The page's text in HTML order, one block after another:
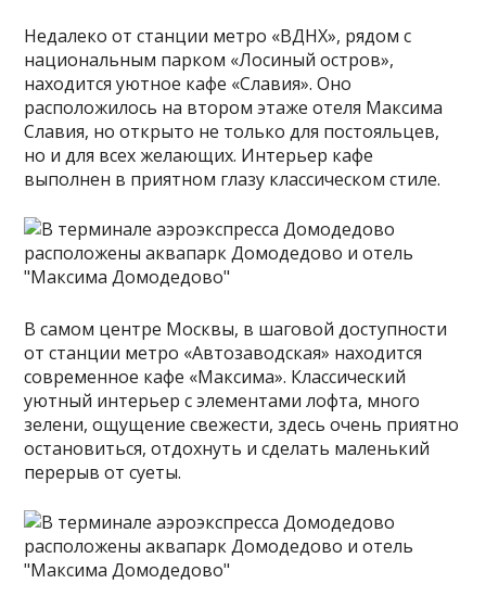
Недалеко от станции метро «ВДНХ», рядом с
национальным парком «Лосиный остров»,
находится уютное кафе «Славия». Оно
расположилось на втором этаже отеля Максима
Славия, но открыто не только для постояльцев,
но и для всех желающих. Интерьер кафе
выполнен в приятном глазу классическом стиле.
В самом центре Москвы, в шаговой доступности
от станции метро «Автозаводская» находится
современное кафе «Максима». Классический
уютный интерьер с элементами лофта, много
зелени, ощущение свежести, здесь очень приятно
остановиться, отдохнуть и сделать маленький
перерыв от суеты.